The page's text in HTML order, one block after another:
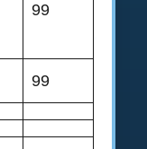
99
99